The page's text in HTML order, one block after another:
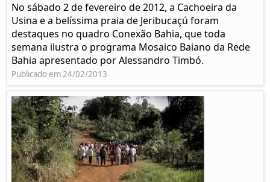
No sábado 2 de fevereiro de 2012, a Cachoeira da
Usina e a belíssima praia de Jeribucaçú foram
destaques no quadro Conexão Bahia, que toda
semana ilustra o programa Mosaico Baiano da Rede
Bahia apresentado por Alessandro Timbó.
Publicado em 24/02/2013